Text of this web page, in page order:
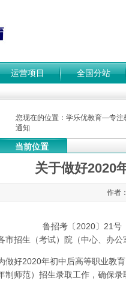
运营项目 全国分站
当前位置
关于做好2020
作者
鲁招考〔2020〕21号
市招生（考试）院（中心、办
做好2020年初中后高等职业教
制师范）招生录取工作，确保
您现在的位置： 学乐优教育—专注
通知